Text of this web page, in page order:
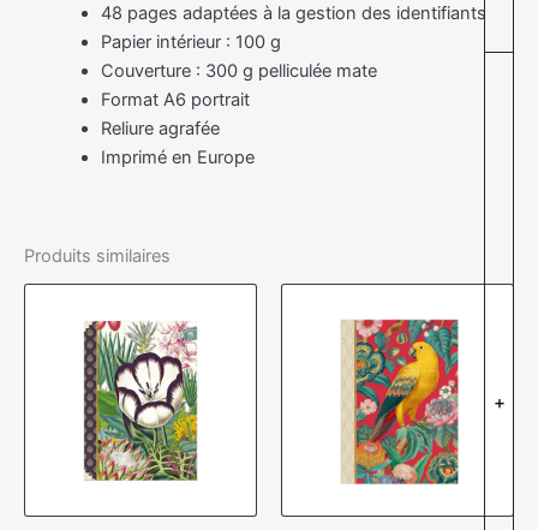
+
48 pages adaptées à la gestion des identifiants
Papier intérieur : 100 g
Couverture : 300 g pelliculée mate
Format A6 portrait
Reliure agrafée
Imprimé en Europe
Produits similaires